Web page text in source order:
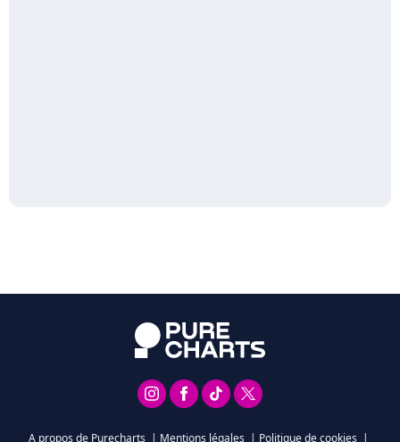
A propos de Purecharts | Mentions légales | Politique de cookies |